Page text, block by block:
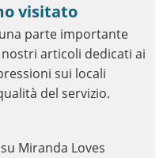
visitato
parte importante
nostri articoli dedicati ai
sui locali
del servizio.
Miranda Loves